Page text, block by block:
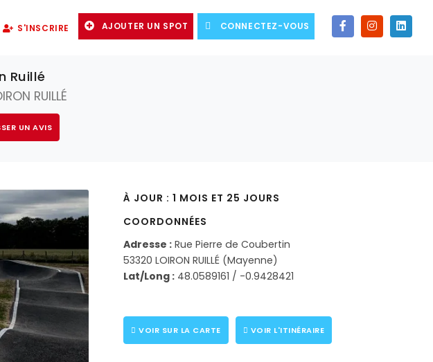
S'INSCRIRE AJOUTER UN SPOT CONNECTEZ-VOUS
Ruillé
RUILLÉ
UN AVIS
À JOUR : 1 MOIS ET 25 JOURS
COORDONNÉES
Adresse : Rue Pierre de Coubertin
53320 LOIRON RUILLÉ (Mayenne)
Lat/Long : 48.0589161 / -0.9428421
VOIR SUR LA CARTE VOIR L'ITINÉRAIRE